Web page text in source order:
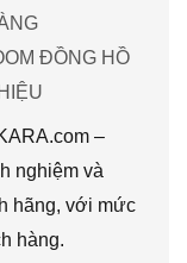
ĐỒNG HỒ
–
nghiệm và
hãng, với mức
hàng.